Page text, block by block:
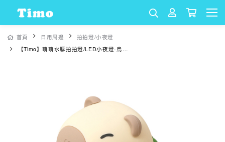
首頁 日用周邊
拍拍燈/小夜燈
【Timo】萌萌水豚拍拍燈/LED小夜燈-烏龜款